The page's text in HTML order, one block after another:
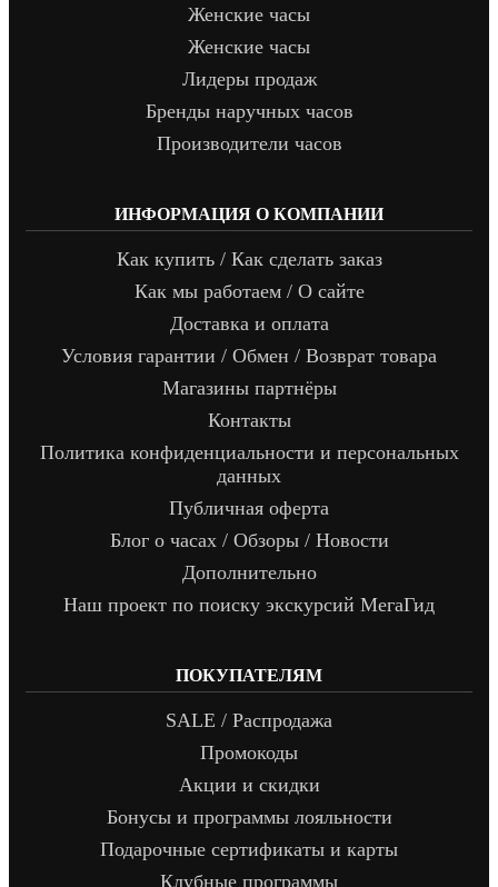
Женские часы
Женские часы
Лидеры продаж
Бренды наручных часов
Производители часов
ИНФОРМАЦИЯ О КОМПАНИИ
Как купить / Как сделать заказ
Как мы работаем / О сайте
Доставка и оплата
Условия гарантии / Обмен / Возврат товара
Магазины партнёры
Контакты
Политика конфиденциальности и персональных
данных
Публичная оферта
Блог о часах / Обзоры / Новости
Дополнительно
Наш проект по поиску экскурсий МегаГид
ПОКУПАТЕЛЯМ
SALE / Распродажа
Промокоды
Акции и скидки
Бонусы и программы лояльности
Подарочные сертификаты и карты
Клубные программы